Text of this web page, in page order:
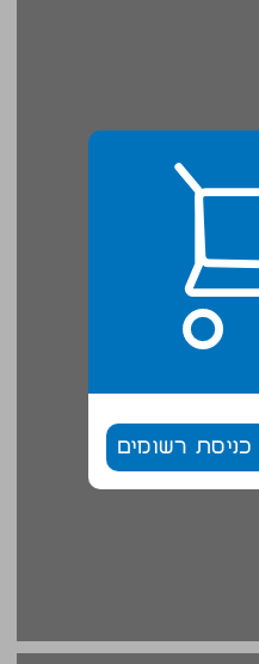
כניסת רשומים